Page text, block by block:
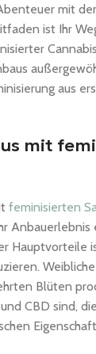
mit
ist Ihr
aus
mit
feminisierten
Anbauerlebnis
Hauptvorteile
Blüten
CBD sind,